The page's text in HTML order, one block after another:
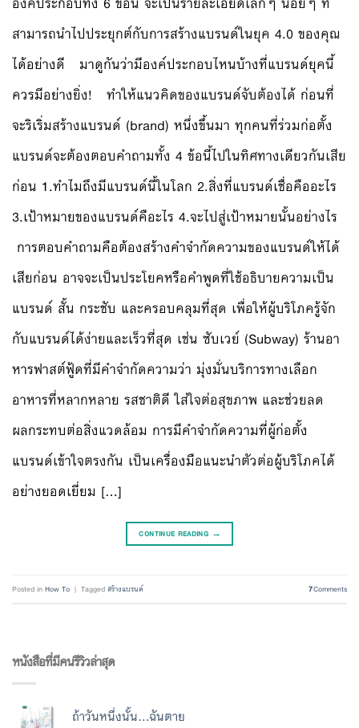
สามารถนำไปประยุกต์กับการสร้างแบรนด์ในยุค 4.0 ของคุณ
ได้อย่างดี มาดูกันว่ามีองค์ประกอบไหนบ้างที่แบรนด์ยุคนี้
ควรมีอย่างยิ่ง! ทำให้แนวคิดของแบรนด์จับต้องได้ ก่อนที่
จะริเริ่มสร้างแบรนด์ (brand) หนึ่งขึ้นมา ทุกคนที่ร่วมก่อตั้ง
แบรนด์จะต้องตอบคำถามทั้ง 4 ข้อนี้ไปในทิศทางเดียวกันเสีย
ก่อน 1.ทำไมถึงมีแบรนด์นี้ในโลก 2.สิ่งที่แบรนด์เชื่อคืออะไร
3.เป้าหมายของแบรนด์คือะไร 4.จะไปสู่เป้าหมายนั้นอย่างไร
การตอบคำถามคือต้องสร้างคำจำกัดความของแบรนด์ให้ได้
เสียก่อน อาจจะเป็นประโยคหรือคำพูดที่ใช้อธิบายความเป็น
แบรนด์ สั้น กระชับ และครอบคลุมที่สุด เพื่อให้ผู้บริโภครู้จัก
กับแบรนด์ได้ง่ายและเร็วที่สุด เช่น ซับเวย์ (Subway) ร้านอา
หารฟาสต์ฟู้ดที่มีคำจำกัดความว่า มุ่งมั่นบริการทางเลือก
อาหารที่หลากหลาย รสชาติดี ใส่ใจต่อสุขภาพ และช่วยลด
ผลกระทบต่อสิ่งแวดล้อม การมีคำจำกัดความที่ผู้ก่อตั้ง
แบรนด์เข้าใจตรงกัน เป็นเครื่องมือแนะนำตัวต่อผู้บริโภคได้
อย่างยอดเยี่ยม […]
CONTINUE READING →
Posted inHow To | Taggedสร้างแบรนด์ 7Comments
หนังสือที่มีคนรีวิวล่าสุด
ถ้าวันหนึ่งนั้น...ฉันตาย